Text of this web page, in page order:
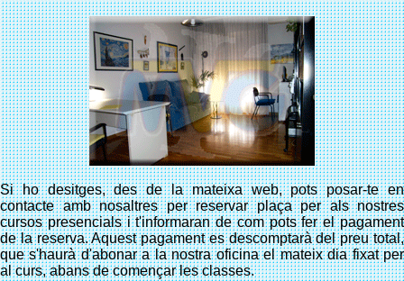
Si ho desitges, des de la mateixa web, pots posar-te en
contacte amb nosaltres per reservar plaça per als nostres
cursos presencials i t'informaran de com pots fer el pagament
de la reserva. Aquest pagament es descomptarà del preu total,
que s'haurà d'abonar a la nostra oficina el mateix dia fixat per
al curs, abans de començar les classes.